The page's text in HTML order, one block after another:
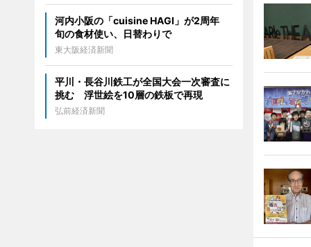
河内小阪の「cuisine HAGI」が2周年
旬の食材使い、日替わりで
東大阪経済新聞
平川・長谷川鉄工が全国大会一次審査に
挑む 浮世絵を10層の鉄板で再現
弘前経済新聞